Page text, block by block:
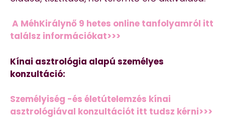
A MéhKirálynő 9 hetes online tanfolyamról itt
találsz információkat>>>
Kínai asztrológia alapú személyes
konzultáció:
Személyiség -és életútelemzés kínai
asztrológiával konzultációt itt tudsz kérni>>>